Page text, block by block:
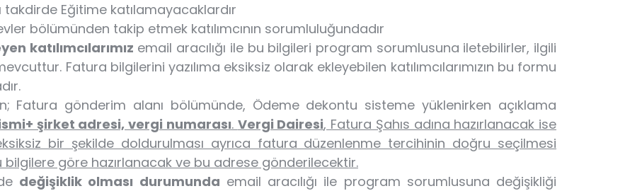
takdirde Eğitime katılamayacaklardır
bölümünden takip etmek katılımcının sorumluluğundadır
katılımcılarımız email aracılığı ile bu bilgileri program sorumlusuna iletebilirler, ilgili
Fatura bilgilerini yazılıma eksiksiz olarak ekleyebilen katılımcılarımızın bu formu
Fatura gönderim alanı bölümünde, Ödeme dekontu sisteme yüklenirken açıklama
şirket adresi, vergi numarası. Vergi Dairesi, Fatura Şahıs adına hazırlanacak ise
bir şekilde doldurulması ayrıca fatura düzenlenme tercihinin doğru seçilmesi
bilgilere göre hazırlanacak ve bu adrese gönderilecektir.
değişiklik olması durumunda email aracılığı ile program sorumlusuna değişikliği